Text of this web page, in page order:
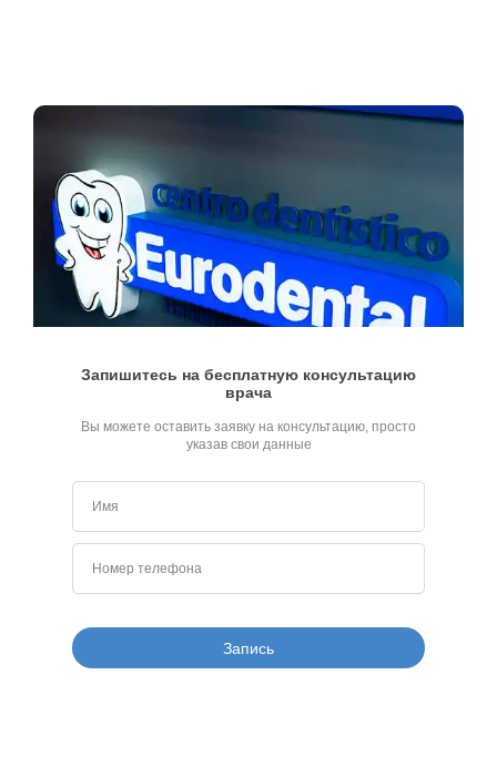
Запишитесь на бесплатную консультацию
врача
Вы можете оставить заявку на консультацию, просто
указав свои данные